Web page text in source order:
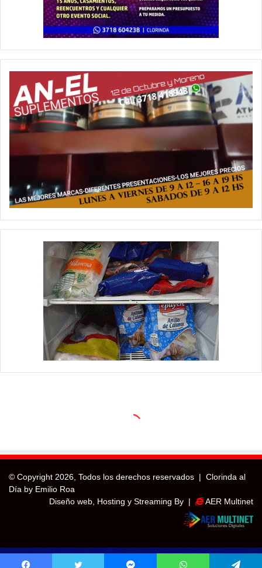
© Copyright 2026, Todos los derechos reservados | Clorinda al
Día by Emilio Roa
Diseño web, Hosting y Streaming By |
AER Multinet